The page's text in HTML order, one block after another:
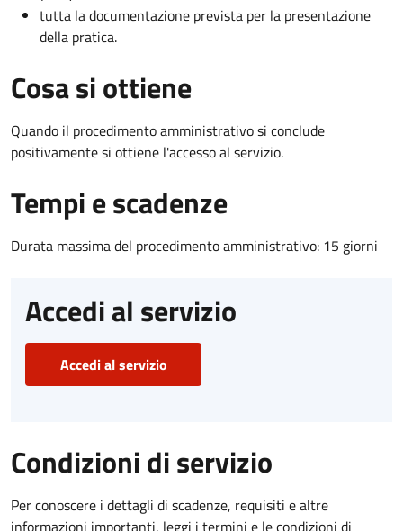
tutta la documentazione prevista per la presentazione
della pratica.
Cosa si ottiene
Quando il procedimento amministrativo si conclude
positivamente si ottiene l'accesso al servizio.
Tempi e scadenze
Durata massima del procedimento amministrativo: 15 giorni
Accedi al servizio
Accedi al servizio
Condizioni di servizio
Per conoscere i dettagli di scadenze, requisiti e altre
informazioni importanti, leggi i termini e le condizioni di